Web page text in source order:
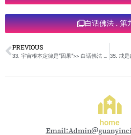
白话佛法 . 第
PREVIOUS
33. 宇宙根本定律是“因果”>> 白话佛法 >>第九册
home